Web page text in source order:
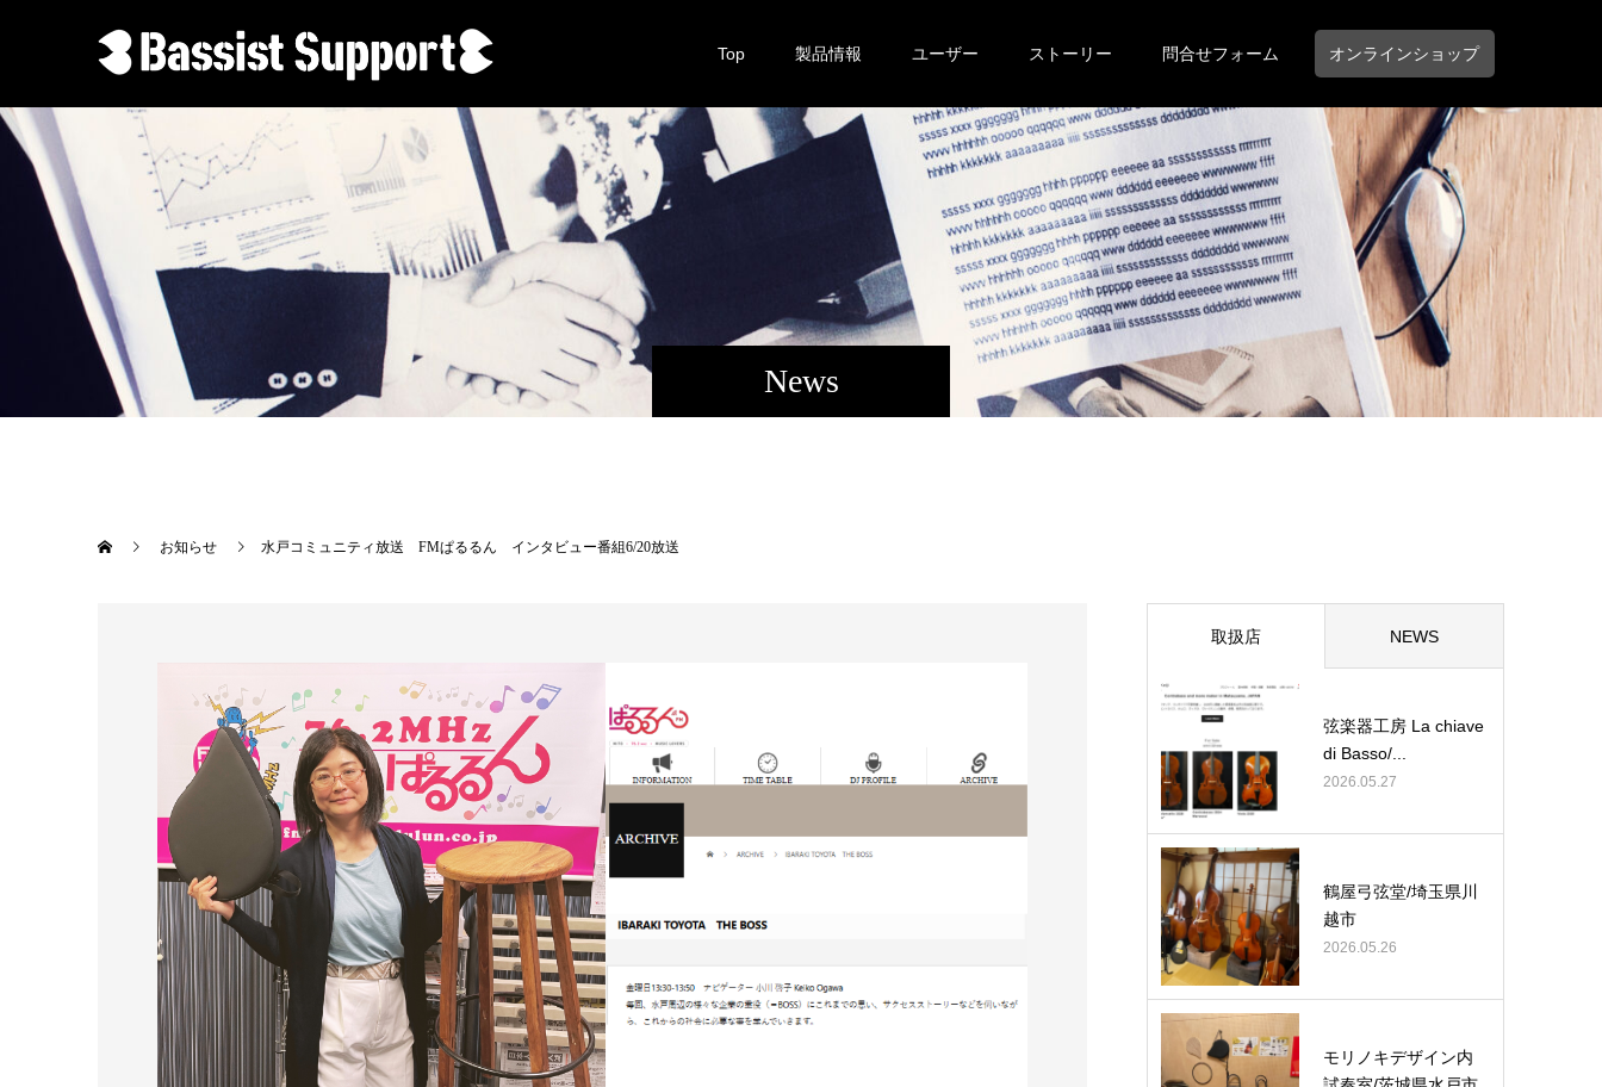
Top 製品情報 ユーザー ストーリー 問合せフォーム オンラインショップ
News
お知らせ 水戸コミュニティ放送 FMぱるるん インタビュー番組6/20放送
取扱店 NEWS
弦楽器工房 La chiave
di Basso/...
2026.05.27
鶴屋弓弦堂/埼玉県川
越市
2026.05.26
モリノキデザイン内